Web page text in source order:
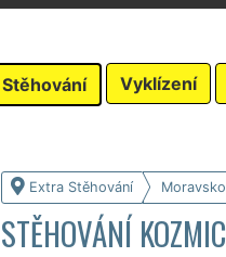
Stěhování Vyklízení
Extra Stěhování
STĚHOVÁNÍ